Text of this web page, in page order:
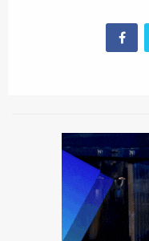
ΟΜΑΔΕΣ ΕΛ.ΑΣ.